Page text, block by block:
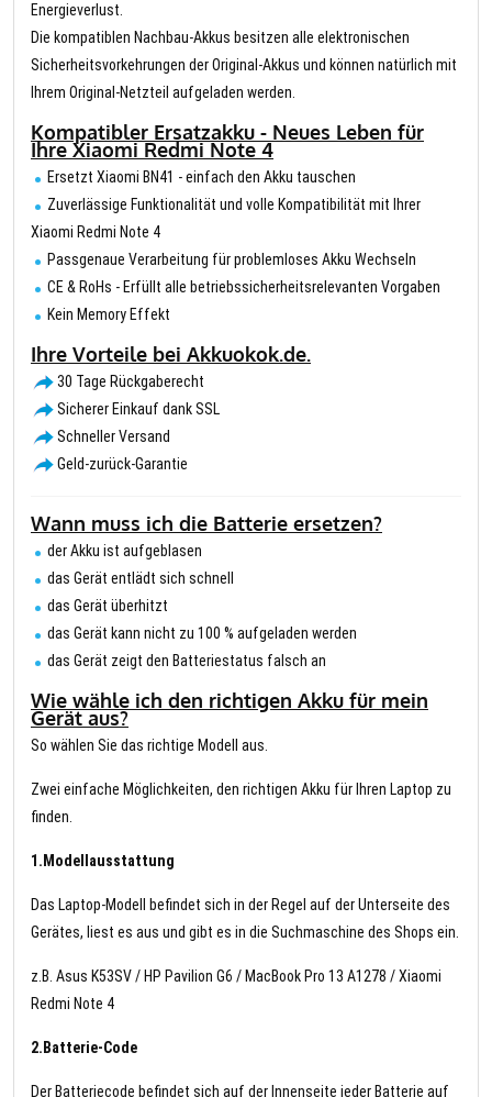
Energieverlust.
Die kompatiblen Nachbau-Akkus besitzen alle elektronischen
Sicherheitsvorkehrungen der Original-Akkus und können natürlich mit
Ihrem Original-Netzteil aufgeladen werden.
Kompatibler Ersatzakku - Neues Leben für
Ihre Xiaomi Redmi Note 4
Ersetzt Xiaomi BN41 - einfach den Akku tauschen
Zuverlässige Funktionalität und volle Kompatibilität mit Ihrer
Xiaomi Redmi Note 4
Passgenaue Verarbeitung für problemloses Akku Wechseln
CE & RoHs - Erfüllt alle betriebssicherheitsrelevanten Vorgaben
Kein Memory Effekt
Ihre Vorteile bei Akkuokok.de.
30 Tage Rückgaberecht
Sicherer Einkauf dank SSL
Schneller Versand
Geld-zurück-Garantie
Wann muss ich die Batterie ersetzen?
der Akku ist aufgeblasen
das Gerät entlädt sich schnell
das Gerät überhitzt
das Gerät kann nicht zu 100 % aufgeladen werden
das Gerät zeigt den Batteriestatus falsch an
Wie wähle ich den richtigen Akku für mein
Gerät aus?
So wählen Sie das richtige Modell aus.
Zwei einfache Möglichkeiten, den richtigen Akku für Ihren Laptop zu
finden.
1.Modellausstattung
Das Laptop-Modell befindet sich in der Regel auf der Unterseite des
Gerätes, liest es aus und gibt es in die Suchmaschine des Shops ein.
z.B. Asus K53SV / HP Pavilion G6 / MacBook Pro 13 A1278 / Xiaomi
Redmi Note 4
2.Batterie-Code
Der Batteriecode befindet sich auf der Innenseite jeder Batterie auf